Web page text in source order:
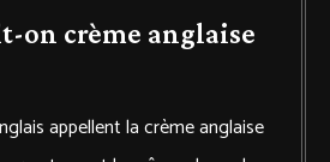
on crème anglaise
appellent la crème anglaise